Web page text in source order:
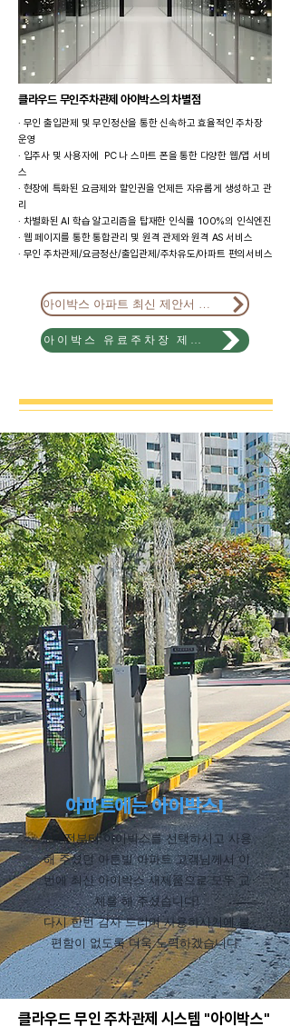
클라우드 무인주차관제 아이박스의 차별점​
· 무인 출입관제 및 무인정산을 통한 신속하고 효율적인 주차장
운영​
· 입주사 및 사용자에 PC 나 스마트 폰을 통한 다양한 웹/앱 서비
스​
· 현장에 특화된 요금제와 할인권을 언제든 자유롭게 생성하고 관
리​
· 차별화된 AI 학습 알고리즘을 탑재한 인식률 100%의 인식엔진​
· 웹 페이지를 통한 통합관리 및 원격 관제와 원격 AS 서비스
· ​무인 주차관제/요금정산/출입관제/주차유도/아파트 편의서비스
아이박스 유료주차장 제안서
아파트에는 아이박스!
오래전부터 아이박스를 선택하시고 사용
해 주셨던 아튼빌 아파트 고객님께서 이
번에 최신 아이박스 새제품으로 모두 교
체를 해 주셨습니다!
다시 한번 감사 드리며 사용하시기에 불
편함이 없도록 더욱 노력하겠습니다.
클라우드 무인 주차관제 시스템 "아이박스"